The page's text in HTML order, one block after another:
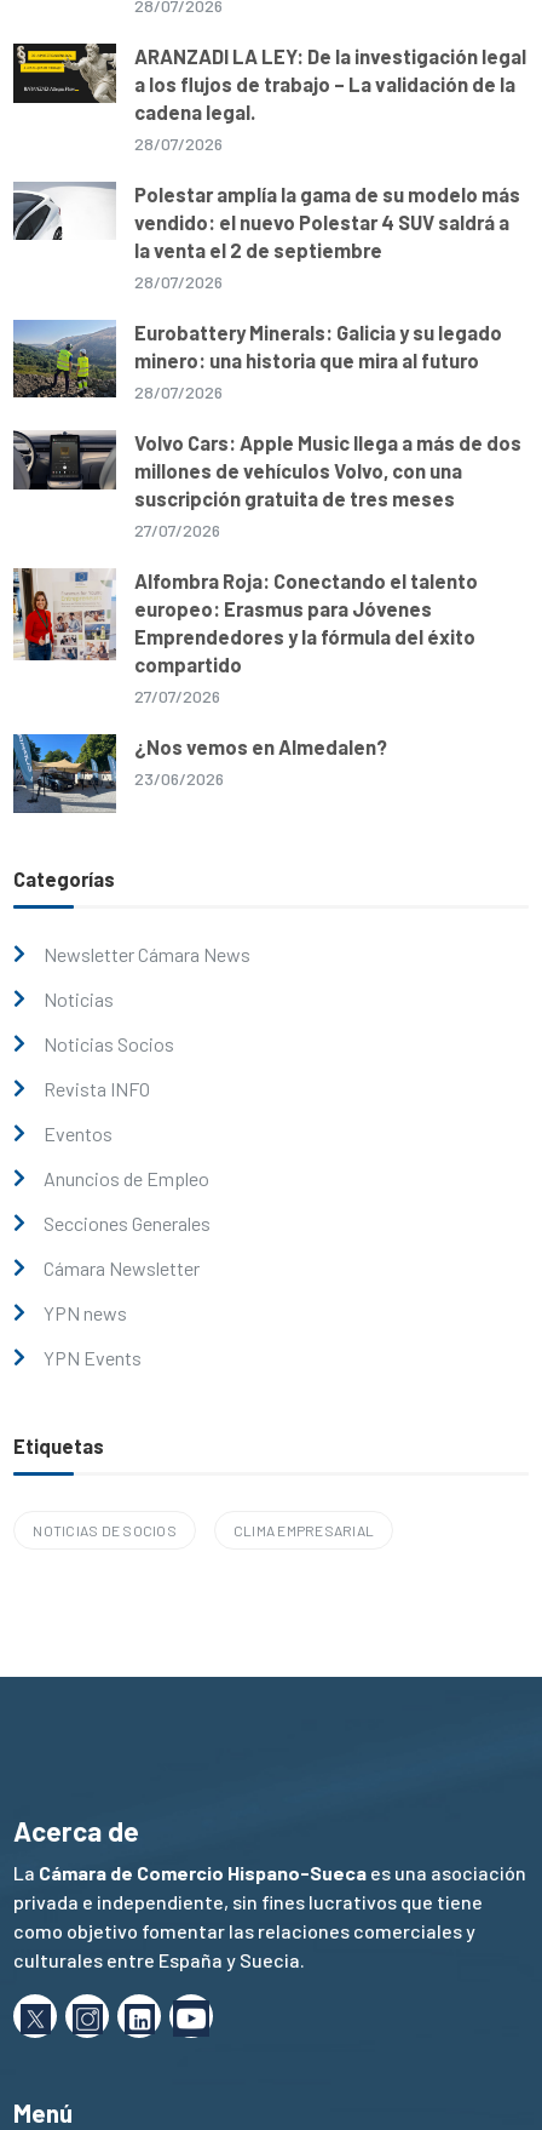
28/07/2026
ARANZADI LA LEY: De la investigación legal
a los flujos de trabajo – La validación de la
cadena legal.
28/07/2026
Polestar amplía la gama de su modelo más
vendido: el nuevo Polestar 4 SUV saldrá a
la venta el 2 de septiembre
28/07/2026
Eurobattery Minerals: Galicia y su legado
minero: una historia que mira al futuro
28/07/2026
Volvo Cars: Apple Music llega a más de dos
millones de vehículos Volvo, con una
suscripción gratuita de tres meses
27/07/2026
Alfombra Roja: Conectando el talento
europeo: Erasmus para Jóvenes
Emprendedores y la fórmula del éxito
compartido
27/07/2026
¿Nos vemos en Almedalen?
23/06/2026
Categorías
Newsletter Cámara News
Noticias
Noticias Socios
Revista INFO
Eventos
Anuncios de Empleo
Secciones Generales
Cámara Newsletter
YPN news
YPN Events
Etiquetas
NOTICIAS DE SOCIOS CLIMA EMPRESARIAL
Acerca de
La Cámara de Comercio Hispano-Sueca es una asociación
privada e independiente, sin fines lucrativos que tiene
como objetivo fomentar las relaciones comerciales y
culturales entre España y Suecia.
Menú